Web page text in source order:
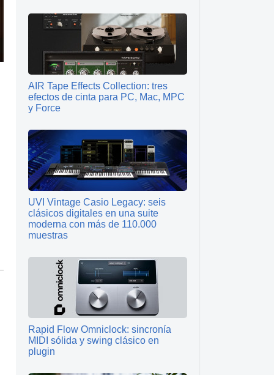
AIR Tape Effects Collection: tres
efectos de cinta para PC, Mac, MPC
y Force
UVI Vintage Casio Legacy: seis
clásicos digitales en una suite
moderna con más de 110.000
muestras
Rapid Flow Omniclock: sincronía
MIDI sólida y swing clásico en
plugin